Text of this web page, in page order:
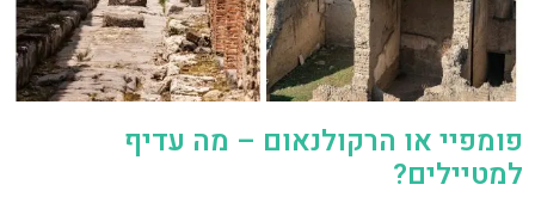
פומפיי או הרקולנאום – מה עדיף
למטיילים?